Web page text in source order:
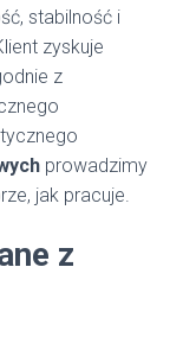
stabilność i
zyskuje
z
prowadzimy
jak pracuje.
z